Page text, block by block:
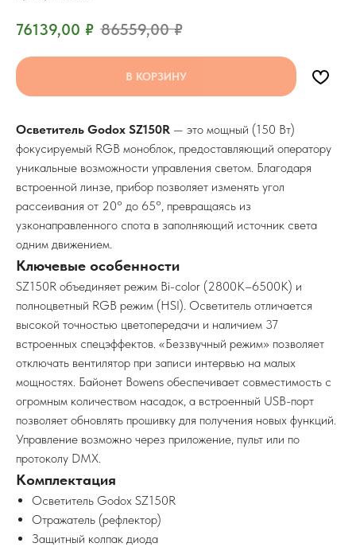
76139,00 ₽ 86559,00 ₽
В КОРЗИНУ
Осветитель Godox SZ150R — это мощный (150 Вт)
фокусируемый RGB моноблок, предоставляющий оператору
уникальные возможности управления светом. Благодаря
встроенной линзе, прибор позволяет изменять угол
рассеивания от 20° до 65°, превращаясь из
узконаправленного спота в заполняющий источник света
одним движением.
Ключевые особенности
SZ150R объединяет режим Bi-color (2800K–6500K) и
полноцветный RGB режим (HSI). Осветитель отличается
высокой точностью цветопередачи и наличием 37
встроенных спецэффектов. «Беззвучный режим» позволяет
отключать вентилятор при записи интервью на малых
мощностях. Байонет Bowens обеспечивает совместимость с
огромным количеством насадок, а встроенный USB-порт
позволяет обновлять прошивку для получения новых функций.
Управление возможно через приложение, пульт или по
протоколу DMX.
Комплектация
Осветитель Godox SZ150R
Отражатель (рефлектор)
Защитный колпак диода